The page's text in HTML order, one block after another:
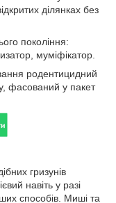
ділянках без
покоління:
муміфікатор.
родентицидний
фасований у пакет
гризунів
навіть у разі
способів. Миші та